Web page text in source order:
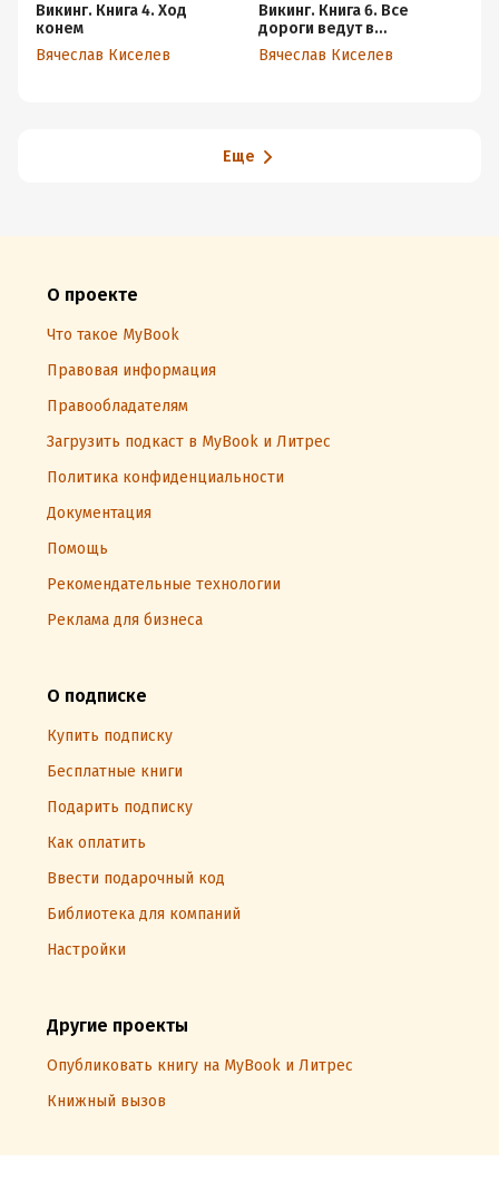
Викинг. Книга 4. Ход
конем
Вячеслав Киселев
Викинг. Книга 6. Все
дороги ведут в…
Вячеслав Киселев
Еще
О проекте
Что такое MyBook
Правовая информация
Правообладателям
Загрузить подкаст в MyBook и Литрес
Политика конфиденциальности
Документация
Помощь
Рекомендательные технологии
Реклама для бизнеса
О подписке
Купить подписку
Бесплатные книги
Подарить подписку
Как оплатить
Ввести подарочный код
Библиотека для компаний
Настройки
Другие проекты
Опубликовать книгу на MyBook и Литрес
Книжный вызов